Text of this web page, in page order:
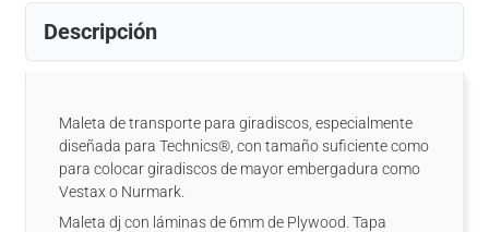
Descripción
Maleta de transporte para giradiscos, especialmente
diseñada para Technics®, con tamaño suficiente como
para colocar giradiscos de mayor embergadura como
Vestax o Nurmark.
Maleta dj con láminas de 6mm de Plywood. Tapa